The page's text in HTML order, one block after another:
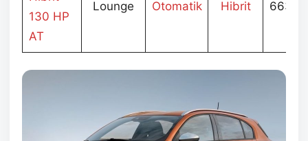
130 HP
AT
Lounge Otomatik Hibrit